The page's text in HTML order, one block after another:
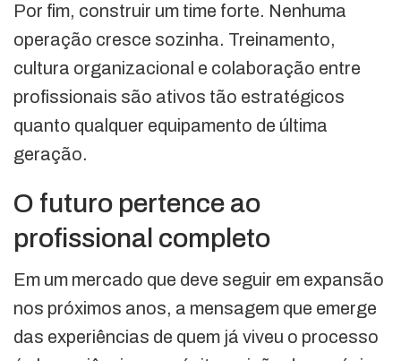
Por fim, construir um time forte. Nenhuma
operação cresce sozinha. Treinamento,
cultura organizacional e colaboração entre
profissionais são ativos tão estratégicos
quanto qualquer equipamento de última
geração.
O futuro pertence ao
profissional completo
Em um mercado que deve seguir em expansão
nos próximos anos, a mensagem que emerge
das experiências de quem já viveu o processo